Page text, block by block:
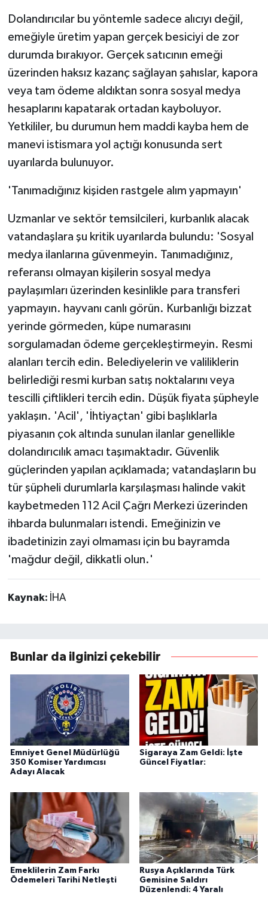
Dolandırıcılar bu yöntemle sadece alıcıyı değil,
emeğiyle üretim yapan gerçek besiciyi de zor
durumda bırakıyor. Gerçek satıcının emeği
üzerinden haksız kazanç sağlayan şahıslar, kapora
veya tam ödeme aldıktan sonra sosyal medya
hesaplarını kapatarak ortadan kayboluyor.
Yetkililer, bu durumun hem maddi kayba hem de
manevi istismara yol açtığı konusunda sert
uyarılarda bulunuyor.
'Tanımadığınız kişiden rastgele alım yapmayın'
Uzmanlar ve sektör temsilcileri, kurbanlık alacak
vatandaşlara şu kritik uyarılarda bulundu: 'Sosyal
medya ilanlarına güvenmeyin. Tanımadığınız,
referansı olmayan kişilerin sosyal medya
paylaşımları üzerinden kesinlikle para transferi
yapmayın. hayvanı canlı görün. Kurbanlığı bizzat
yerinde görmeden, küpe numarasını
sorgulamadan ödeme gerçekleştirmeyin. Resmi
alanları tercih edin. Belediyelerin ve valiliklerin
belirlediği resmi kurban satış noktalarını veya
tescilli çiftlikleri tercih edin. Düşük fiyata şüpheyle
yaklaşın. 'Acil', 'İhtiyaçtan' gibi başlıklarla
piyasanın çok altında sunulan ilanlar genellikle
dolandırıcılık amacı taşımaktadır. Güvenlik
güçlerinden yapılan açıklamada; vatandaşların bu
tür şüpheli durumlarla karşılaşması halinde vakit
kaybetmeden 112 Acil Çağrı Merkezi üzerinden
ihbarda bulunmaları istendi. Emeğinizin ve
ibadetinizin zayi olmaması için bu bayramda
'mağdur değil, dikkatli olun.'
Kaynak: İHA
Bunlar da ilginizi çekebilir
Emniyet Genel Müdürlüğü
350 Komiser Yardımcısı
Adayı Alacak
Sigaraya Zam Geldi: İşte
Güncel Fiyatlar:
Emeklilerin Zam Farkı
Ödemeleri Tarihi Netleşti
Rusya Açıklarında Türk
Gemisine Saldırı
Düzenlendi: 4 Yaralı